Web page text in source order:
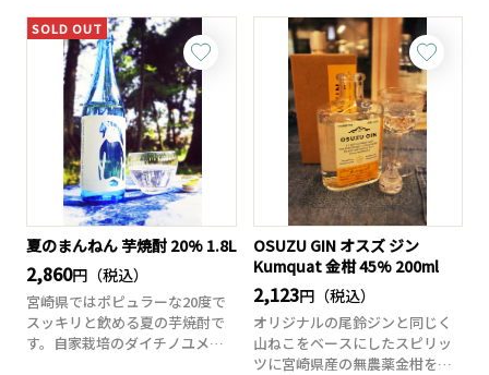
SOLD OUT
夏のまんねん 芋焼酎 20% 1.8L
2,860円（税込）
宮崎県ではポピュラーな20度で
スッキリと飲める夏の芋焼酎で
す。自家栽培のダイチノユメと
OSUZU GIN オスズ ジン
Kumquat 金柑 45% 200ml
2,123円（税込）
オリジナルの尾鈴ジンと同じく
山ねこをベースにしたスピリッ
ツに宮崎県産の無農薬金柑を贅